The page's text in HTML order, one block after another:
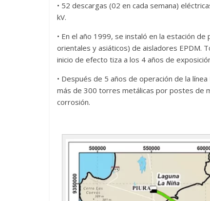
• 52 descargas (02 en cada semana)
kV.
• En el año 1999, se instaló en la estación
orientales y asiáticos) de aisladores EPDM.
inicio de efecto tiza a los 4 años de
• Después de 5 años de operación de la
más de 300 torres metálicas por postes de
corrosión.